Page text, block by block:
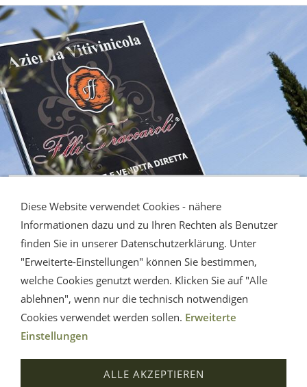
Impressum AGB Datenschutz
Widerrufsrecht
Hilfe
Versand
Diese Website verwendet Cookies - nähere
Informationen dazu und zu Ihren Rechten als Benutzer
finden Sie in unserer Datenschutzerklärung. Unter
"Erweiterte-Einstellungen" können Sie bestimmen,
welche Cookies genutzt werden. Klicken Sie auf "Alle
ablehnen", wenn nur die technisch notwendigen
Cookies verwendet werden sollen. Erweiterte
Einstellungen
ALLE AKZEPTIEREN